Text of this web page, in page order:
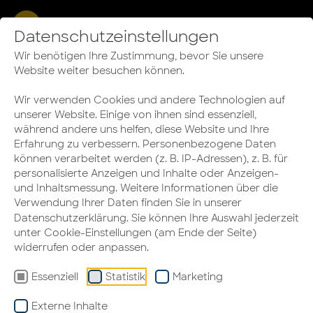
Datenschutzeinstellungen
Wir benötigen Ihre Zustimmung, bevor Sie unsere
Website weiter besuchen können.
Wir verwenden Cookies und andere Technologien auf
unserer Website. Einige von ihnen sind essenziell,
während andere uns helfen, diese Website und Ihre
Erfahrung zu verbessern. Personenbezogene Daten
können verarbeitet werden (z. B. IP-Adressen), z. B. für
personalisierte Anzeigen und Inhalte oder Anzeigen-
und Inhaltsmessung. Weitere Informationen über die
Verwendung Ihrer Daten finden Sie in unserer
Datenschutzerklärung. Sie können Ihre Auswahl jederzeit
unter Cookie-Einstellungen (am Ende der Seite)
widerrufen oder anpassen.
Essenziell Statistik Marketing
Externe Inhalte
Beratung von HALLO ARBEIT
Euer Projekt, unsere
Expertise –
Beratung für alle
Unternehmensgrößen